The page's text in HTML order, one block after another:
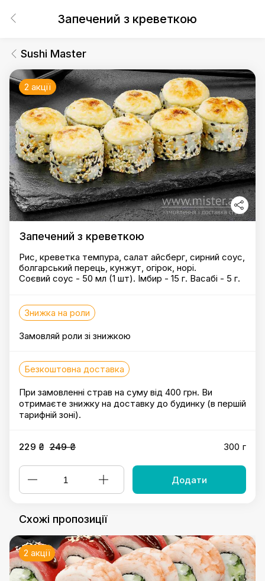
Запечений з креветкою
Sushi Master
2 акції
Запечений з креветкою
Рис, креветка темпура, салат айсберг, сирний соус,
болгарський перець, кунжут, огірок, норі.
Соєвий соус - 50 мл (1 шт). Імбир - 15 г. Васабі - 5 г.
Знижка на роли
Замовляй роли зі знижкою
Безкоштовна доставка
При замовленні страв на суму від 400 грн. Ви
отримаєте знижку на доставку до будинку (в першій
тарифній зоні).
229 ₴ 249 ₴ 300 г
Додати
Схожі пропозиції
2 акції